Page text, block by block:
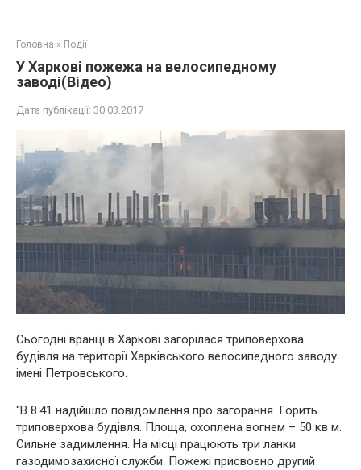
Головна » Події
У Харкові пожежа на велосипедному
заводі(Відео)
Дата публікації: 30.03.2017
Сьогодні вранці в Харкові загорілася триповерхова
будівля на території Харківського велосипедного заводу
імені Петровського.
“В 8.41 надійшло повідомлення про загорання. Горить
триповерхова будівля. Площа, охоплена вогнем – 50 кв м.
Сильне задимлення. На місці працюють три ланки
газодимозахисної служби. Пожежі присвоєно другий